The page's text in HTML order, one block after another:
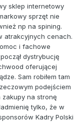
sklep internetowy
sprzęt nie
np na spining.
atrakcyjnych cenach.
i fachowe
dystrybucję
oferującej
Sam robiłem tam
podejściem
zakupy na stronę
tylko, że w
Kadry Polski